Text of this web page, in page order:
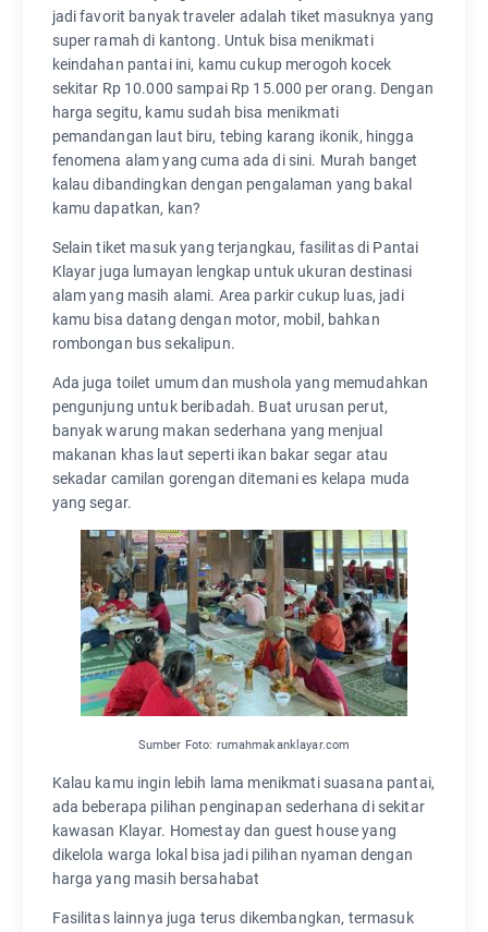
jadi favorit banyak traveler adalah tiket masuknya yang
super ramah di kantong. Untuk bisa menikmati
keindahan pantai ini, kamu cukup merogoh kocek
sekitar Rp 10.000 sampai Rp 15.000 per orang. Dengan
harga segitu, kamu sudah bisa menikmati
pemandangan laut biru, tebing karang ikonik, hingga
fenomena alam yang cuma ada di sini. Murah banget
kalau dibandingkan dengan pengalaman yang bakal
kamu dapatkan, kan?
Selain tiket masuk yang terjangkau, fasilitas di Pantai
Klayar juga lumayan lengkap untuk ukuran destinasi
alam yang masih alami. Area parkir cukup luas, jadi
kamu bisa datang dengan motor, mobil, bahkan
rombongan bus sekalipun.
Ada juga toilet umum dan mushola yang memudahkan
pengunjung untuk beribadah. Buat urusan perut,
banyak warung makan sederhana yang menjual
makanan khas laut seperti ikan bakar segar atau
sekadar camilan gorengan ditemani es kelapa muda
yang segar.
Sumber Foto: rumahmakanklayar.com
Kalau kamu ingin lebih lama menikmati suasana pantai,
ada beberapa pilihan penginapan sederhana di sekitar
kawasan Klayar. Homestay dan guest house yang
dikelola warga lokal bisa jadi pilihan nyaman dengan
harga yang masih bersahabat
Fasilitas lainnya juga terus dikembangkan, termasuk